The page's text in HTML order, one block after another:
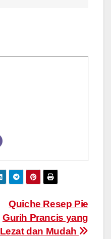
Quiche Resep Pie
Gurih Prancis yang
Lezat dan Mudah